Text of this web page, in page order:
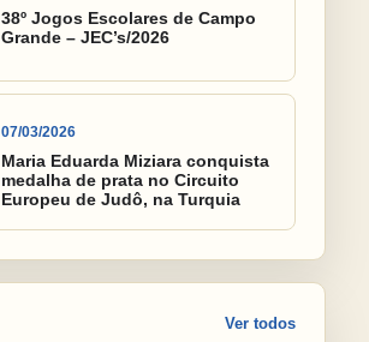
38º Jogos Escolares de Campo
Grande – JEC’s/2026
07/03/2026
Maria Eduarda Miziara conquista
medalha de prata no Circuito
Europeu de Judô, na Turquia
Ver todos